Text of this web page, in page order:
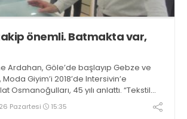
önemli. Batmakta var,
Ardahan, Göle’de başlayıp Gebze ve
Moda Giyim’i 2018’de Intersivin’e
Osmanoğulları, 45 yılı anlattı. “Tekstil
dolar, satarken çaput. Batmakta var,
Pazartesi 15:35